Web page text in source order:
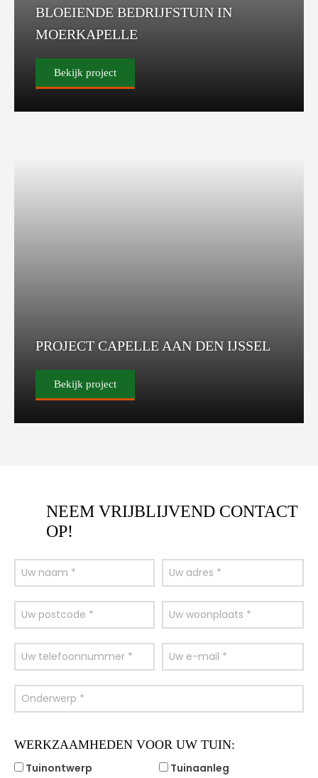
BLOEIENDE BEDRIJFSTUIN IN
MOERKAPELLE
Bekijk project
PROJECT CAPELLE AAN DEN IJSSEL
Bekijk project
NEEM VRIJBLIJVEND CONTACT
OP!
WERKZAAMHEDEN VOOR UW TUIN:
Tuinontwerp
Tuinaanleg